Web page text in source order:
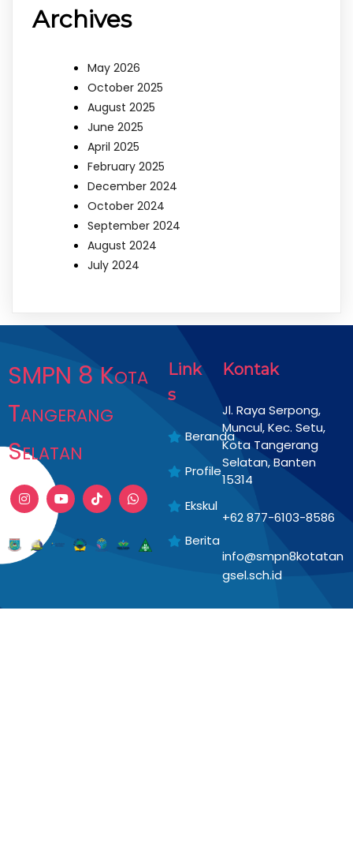
Archives
May 2026
October 2025
August 2025
June 2025
April 2025
February 2025
December 2024
October 2024
September 2024
August 2024
July 2024
SMPN 8 Kota
Tangerang
Selatan
Link
s
Beranda
Profile
Ekskul
Berita
Kontak
Jl. Raya Serpong,
Muncul, Kec. Setu,
Kota Tangerang
Selatan, Banten
15314
+62 877-6103-8586
info@smpn8kotatan
gsel.sch.id